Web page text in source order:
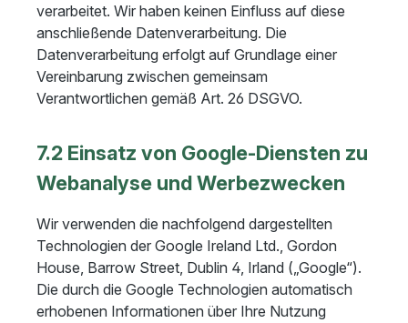
verarbeitet. Wir haben keinen Einfluss auf diese
anschließende Datenverarbeitung. Die
Datenverarbeitung erfolgt auf Grundlage einer
Vereinbarung zwischen gemeinsam
Verantwortlichen gemäß Art. 26 DSGVO.
7.2 Einsatz von Google-Diensten zu
Webanalyse und Werbezwecken
Wir verwenden die nachfolgend dargestellten
Technologien der Google Ireland Ltd., Gordon
House, Barrow Street, Dublin 4, Irland („Google“).
Die durch die Google Technologien automatisch
erhobenen Informationen über Ihre Nutzung